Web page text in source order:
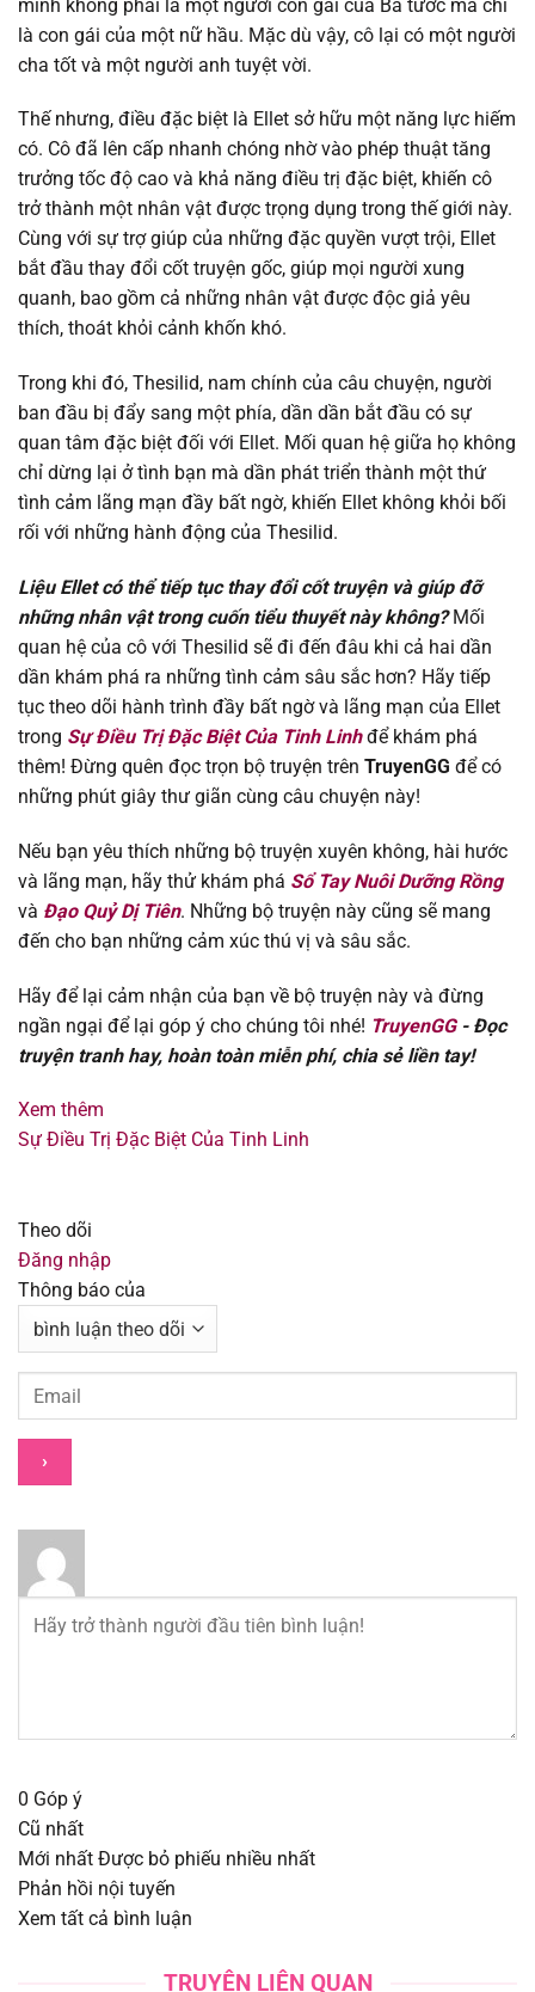
Chapter 120 26/02/2026
Chapter 119
Chapter 118 14/02/2026
Chapter 117 14/02/2026
Chapter 116 18/01/2026
Chapter 115 08/01/2026
Chapter 114 27/12/2025
Chapter 113 23/12/2025
Chapter 112 16/12/2025
Chapter 110 05/12/2025
Chapter 109 01/12/2025
Chapter 108 22/11/2025
Chapter 107 21/11/2025
Chapter 106 02/11/2025
Chapter 105 02/11/2025
Chapter 104
Chapter 103 02/11/2025
Chapter 102
Chapter 100
Chapter 99
Chapter 98
Chapter 97
Chapter 96
Chapter 95
Chapter 94 13/08/2025
Chapter 90
Chapter 89
mình không phải là một người con gái của Bá tước mà chỉ
là con gái của một nữ hầu. Mặc dù vậy, cô lại có một người
cha tốt và một người anh tuyệt vời.
Thế nhưng, điều đặc biệt là Ellet sở hữu một năng lực hiếm
có. Cô đã lên cấp nhanh chóng nhờ vào phép thuật tăng
trưởng tốc độ cao và khả năng điều trị đặc biệt, khiến cô
trở thành một nhân vật được trọng dụng trong thế giới này.
Cùng với sự trợ giúp của những đặc quyền vượt trội, Ellet
bắt đầu thay đổi cốt truyện gốc, giúp mọi người xung
quanh, bao gồm cả những nhân vật được độc giả yêu
thích, thoát khỏi cảnh khốn khó.
Trong khi đó, Thesilid, nam chính của câu chuyện, người
ban đầu bị đẩy sang một phía, dần dần bắt đầu có sự
quan tâm đặc biệt đối với Ellet. Mối quan hệ giữa họ không
chỉ dừng lại ở tình bạn mà dần phát triển thành một thứ
tình cảm lãng mạn đầy bất ngờ, khiến Ellet không khỏi bối
rối với những hành động của Thesilid.
Liệu Ellet có thể tiếp tục thay đổi cốt truyện và giúp đỡ
những nhân vật trong cuốn tiểu thuyết này không?Mối
quan hệ của cô với Thesilid sẽ đi đến đâu khi cả hai dần
dần khám phá ra những tình cảm sâu sắc hơn? Hãy tiếp
tục theo dõi hành trình đầy bất ngờ và lãng mạn của Ellet
trong Sự Điều Trị Đặc Biệt Của Tinh Linhđể khám phá
thêm! Đừng quên đọc trọn bộ truyện trên TruyenGG để có
những phút giây thư giãn cùng câu chuyện này!
Nếu bạn yêu thích những bộ truyện xuyên không, hài hước
và lãng mạn, hãy thử khám phá Sổ Tay Nuôi Dưỡng Rồng
và Đạo Quỷ Dị Tiên. Những bộ truyện này cũng sẽ mang
đến cho bạn những cảm xúc thú vị và sâu sắc.
Hãy để lại cảm nhận của bạn về bộ truyện này và đừng
ngần ngại để lại góp ý cho chúng tôi nhé! TruyenGG- Đọc
truyện tranh hay, hoàn toàn miễn phí, chia sẻ liền tay!
Xem thêm
Sự Điều Trị Đặc Biệt Của Tinh Linh
Theo dõi
Đăng nhập
Thông báo của
0 Góp ý
Cũ nhất
Mới nhất Được bỏ phiếu nhiều nhất
Phản hồi nội tuyến
Xem tất cả bình luận
TRUYỆN LIÊN QUAN